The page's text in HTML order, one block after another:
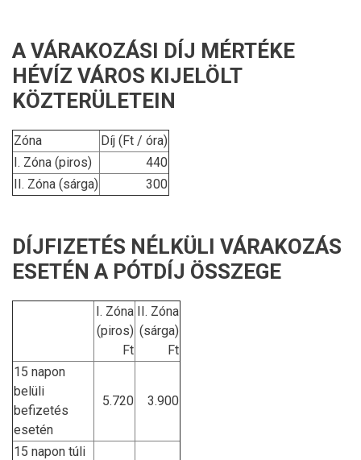
A VÁRAKOZÁSI DÍJ MÉRTÉKE
HÉVÍZ VÁROS KIJELÖLT
KÖZTERÜLETEIN
Zóna
Díj (Ft / óra)
I. Zóna (piros)
440
II. Zóna (sárga)
300
DÍJFIZETÉS NÉLKÜLI VÁRAKOZÁS
ESETÉN A PÓTDÍJ ÖSSZEGE
I. Zóna
(piros)
Ft
II. Zóna
(sárga)
Ft
15 napon
belüli
befizetés
esetén
5.720 3.900
15 napon túli